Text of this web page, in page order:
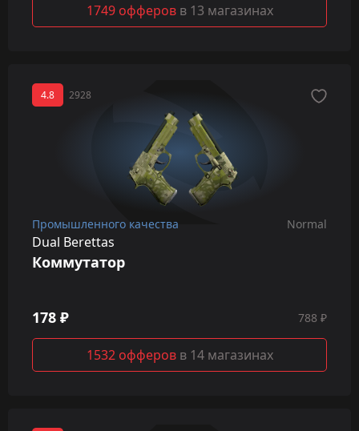
1749 офферов в 13 магазинах
4.8 2928
Промышленного качества Normal
Dual Berettas
Коммутатор
178 ₽ 788 ₽
1532 офферов в 14 магазинах